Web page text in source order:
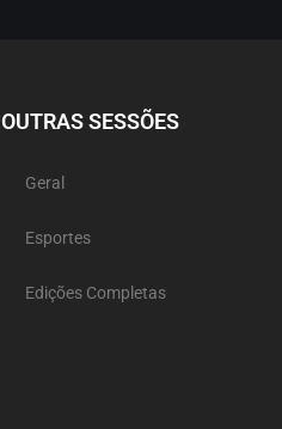
OUTRAS SESSÕES
Geral
Esportes
Edições Completas